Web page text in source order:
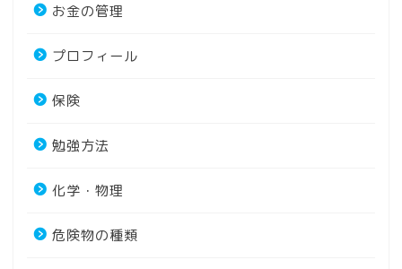
お金の管理
プロフィール
保険
勉強方法
化学・物理
危険物の種類